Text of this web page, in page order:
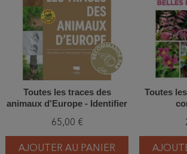
Toutes les traces des
animaux d'Europe - Identifier
indices
65,00 €
AJOUTER AU PANIER
Toutes